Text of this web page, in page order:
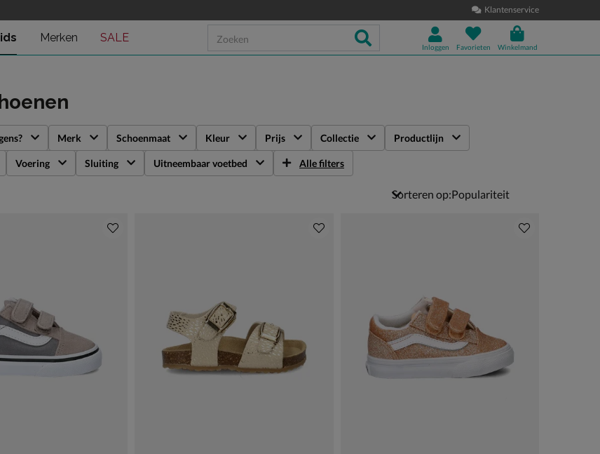
Klantenservice
Merken SALE
Inloggen Favorieten Winkelmand
Merk Schoenmaat Kleur Prijs Collectie Productlijn
Voering Sluiting Uitneembaar voetbed Alle filters
Sorteren op: